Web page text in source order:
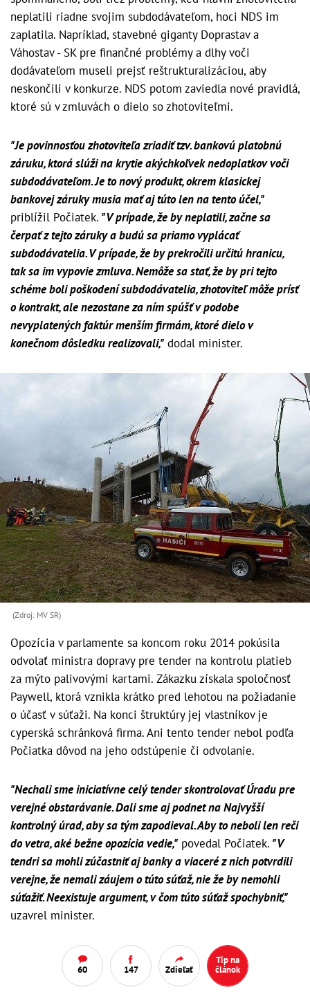
neplatili riadne svojim subdodávateľom, hoci NDS im
zaplatila. Napríklad, stavebné giganty Doprastav a
Váhostav - SK pre finančné problémy a dlhy voči
dodávateľom museli prejsť reštrukturalizáciou, aby
neskončili v konkurze. NDS potom zaviedla nové pravidlá,
ktoré sú v zmluvách o dielo so zhotoviteľmi.
"Je povinnosťou zhotoviteľa zriadiť tzv. bankovú platobnú
záruku, ktorá slúži na krytie akýchkoľvek nedoplatkov voči
subdodávateľom. Je to nový produkt, okrem klasickej
bankovej záruky musia mať aj túto len na tento účel,"
priblížil Počiatek. "V prípade, že by neplatili, začne sa
čerpať z tejto záruky a budú sa priamo vyplácať
subdodávatelia. V prípade, že by prekročili určitú hranicu,
tak sa im vypovie zmluva. Nemôže sa stať, že by pri tejto
schéme boli poškodení subdodávatelia, zhotoviteľ môže prísť
o kontrakt, ale nezostane za ním spúšť v podobe
nevyplatených faktúr menším firmám, ktoré dielo v
konečnom dôsledku realizovali," dodal minister.
(Zdroj: MV SR)
Opozícia v parlamente sa koncom roku 2014 pokúsila
odvolať ministra dopravy pre tender na kontrolu platieb
za mýto palivovými kartami. Zákazku získala spoločnosť
Paywell, ktorá vznikla krátko pred lehotou na požiadanie
o účasť v súťaži. Na konci štruktúry jej vlastníkov je
cyperská schránková firma. Ani tento tender nebol podľa
Počiatka dôvod na jeho odstúpenie či odvolanie.
"Nechali sme iniciatívne celý tender skontrolovať Úradu pre
verejné obstarávanie. Dali sme aj podnet na Najvyšší
kontrolný úrad, aby sa tým zapodieval. Aby to neboli len reči
do vetra, aké bežne opozícia vedie," povedal Počiatek. "V
tendri sa mohli zúčastniť aj banky a viaceré z nich potvrdili
verejne, že nemali záujem o túto súťaž, nie že by nemohli
súťažiť. Neexistuje argument, v čom túto súťaž spochybniť,"
uzavrel minister.
60 147 Zdieľať
Tip na
článok